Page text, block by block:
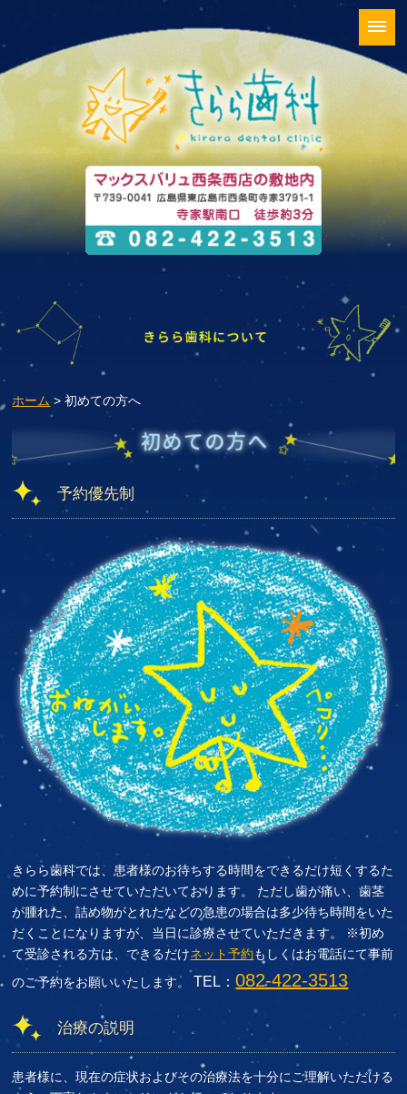
ホーム > 初めての方へ
予約優先制
きらら歯科では、患者様のお待ちする時間をできるだけ短くするた
めに予約制にさせていただいております。 ただし歯が痛い、歯茎
が腫れた、詰め物がとれたなどの急患の場合は多少待ち時間をいた
だくことになりますが、当日に診療させていただきます。 ※初め
て受診される方は、できるだけネット予約もしくはお電話にて事前
のご予約をお願いいたします。TEL：082-422-3513
治療の説明
患者様に、現在の症状およびその治療法を十分にご理解いただける